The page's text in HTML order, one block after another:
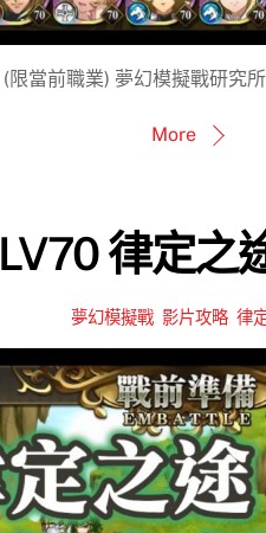
(限當前職業) 夢幻模擬戰研
More
律定之
夢幻模擬戰, 影片攻略, 律